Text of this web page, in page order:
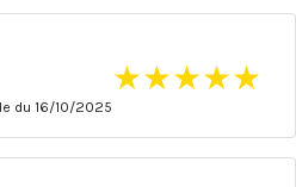
★★★★★
du 16/10/2025